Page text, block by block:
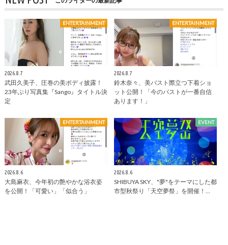
ENTERTAINMENT
2026.8.7
武田久美子、圧巻の美ボディ披露！
23年ぶり写真集『Sango』タイトル決
定
ENTERTAINMENT
2026.8.7
鈴木奈々、美バスト際立つ下着ショ
ット公開！「今のバストが一番自信
あります！」
ENTERTAINMENT
2026.8.6
大島麻衣、今年初の艶やかな浴衣姿
を公開！「可愛い」「似合う」
EVENT
2026.8.6
SHIBUYA SKY、"夢"をテーマにした都
市型秋祭り「天空夢祭」を開催！…